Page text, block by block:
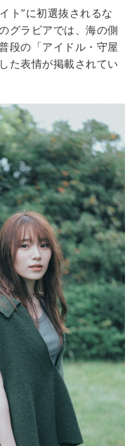
ト”に初選抜されるな
グラビアでは、海の側
段の「アイドル・守屋
た表情が掲載されてい